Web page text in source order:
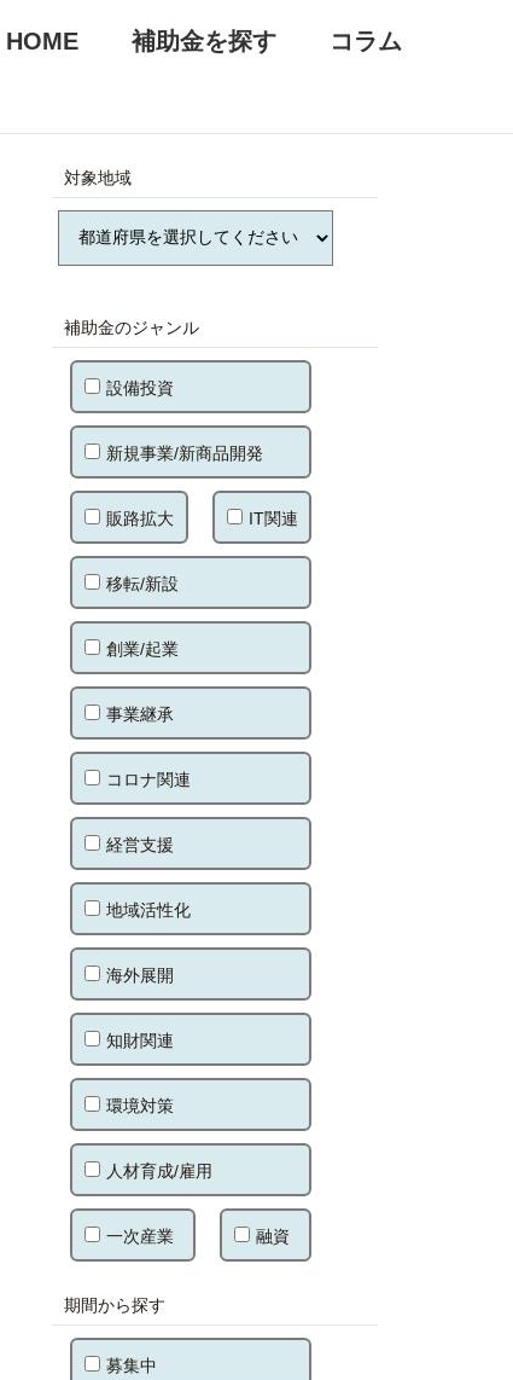
HOME 補助金を探す コラム
対象地域
補助金のジャンル
設備投資
新規事業/新商品開発
販路拡大 IT関連
移転/新設
創業/起業
事業継承
コロナ関連
経営支援
地域活性化
海外展開
知財関連
環境対策
人材育成/雇用
一次産業 融資
期間から探す
募集中